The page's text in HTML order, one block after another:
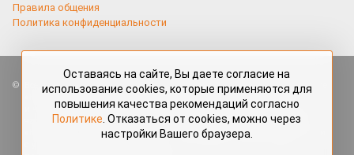
Правила общения
Политика конфиденциальности
Все права защищены. Любые материалы, размещённые на портале
«Красраб.ру» сотрудниками редакции, нештатными авторами
и читателями, являются объектами авторского права. Полное или
частичное использование материалов, размещённых на портале
«Красраб.ру», допускается только с письменного согласия редакции
Оставаясь на сайте, Вы даете согласие на
использование cookies, которые применяются для
повышения качества рекомендаций согласно
Политике . Отказаться от cookies, можно через
настройки Вашего браузера.